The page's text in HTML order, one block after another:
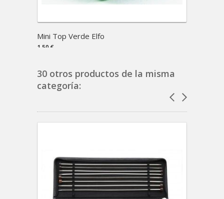
Mini Top Verde Elfo
1,50 €
30 otros productos de la misma
categoría: